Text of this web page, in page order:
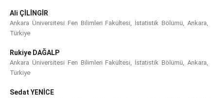
Ali ÇİLİNGİR
Ankara Üniversitesi Fen Bilimleri Fakültesi, İstatistik Bölümü, Ankara,
Türkiye
Rukiye DAĞALP
Ankara Üniversitesi Fen Bilimleri Fakültesi, İstatistik Bölümü, Ankara,
Türkiye
Sedat YENİCE